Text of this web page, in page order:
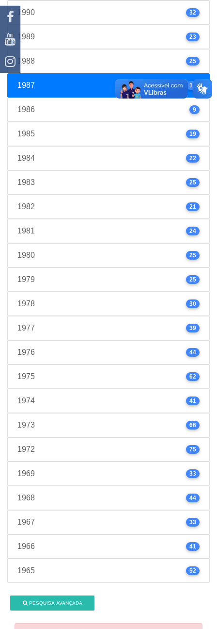
1990 32
1989 23
1988 25
1987 17
1986 9
1985 19
1984 22
1983 25
1982 21
1981 24
1980 25
1979 25
1978 30
1977 39
1976 44
1975 62
1974 41
1973 66
1972 75
1969 33
1968 44
1967 33
1966 41
1965 52
PESQUISA AVANÇADA